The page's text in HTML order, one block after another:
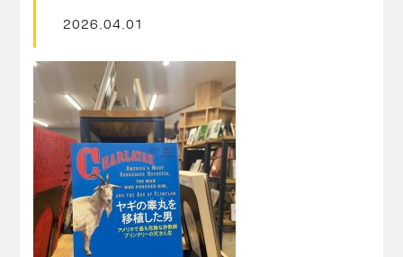
2026.04.01